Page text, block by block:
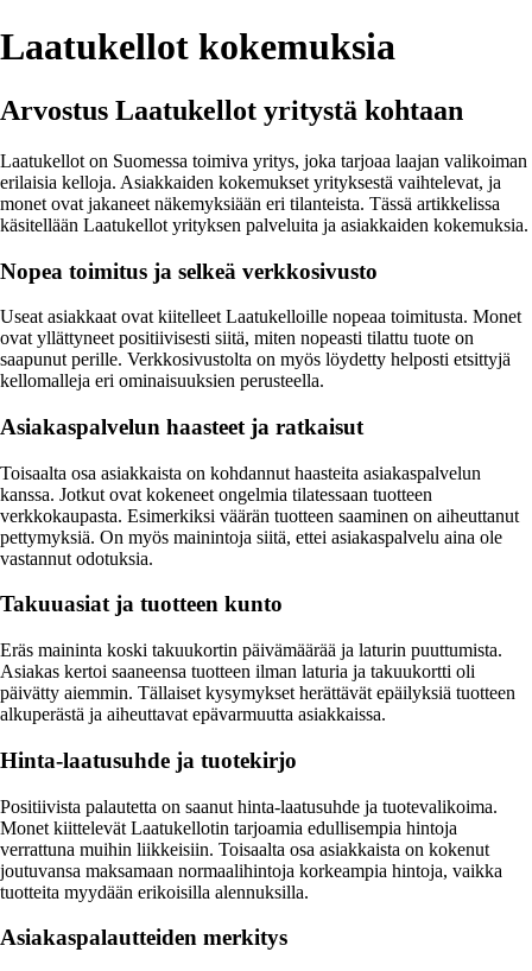
Laatukellot kokemuksia
Arvostus Laatukellot yritystä kohtaan
Laatukellot on Suomessa toimiva yritys, joka tarjoaa laajan valikoiman
erilaisia kelloja. Asiakkaiden kokemukset yrityksestä vaihtelevat, ja
monet ovat jakaneet näkemyksiään eri tilanteista. Tässä artikkelissa
käsitellään Laatukellot yrityksen palveluita ja asiakkaiden kokemuksia.
Nopea toimitus ja selkeä verkkosivusto
Useat asiakkaat ovat kiitelleet Laatukelloille nopeaa toimitusta. Monet
ovat yllättyneet positiivisesti siitä, miten nopeasti tilattu tuote on
saapunut perille. Verkkosivustolta on myös löydetty helposti etsittyjä
kellomalleja eri ominaisuuksien perusteella.
Asiakaspalvelun haasteet ja ratkaisut
Toisaalta osa asiakkaista on kohdannut haasteita asiakaspalvelun
kanssa. Jotkut ovat kokeneet ongelmia tilatessaan tuotteen
verkkokaupasta. Esimerkiksi väärän tuotteen saaminen on aiheuttanut
pettymyksiä. On myös mainintoja siitä, ettei asiakaspalvelu aina ole
vastannut odotuksia.
Takuuasiat ja tuotteen kunto
Eräs maininta koski takuukortin päivämäärää ja laturin puuttumista.
Asiakas kertoi saaneensa tuotteen ilman laturia ja takuukortti oli
päivätty aiemmin. Tällaiset kysymykset herättävät epäilyksiä tuotteen
alkuperästä ja aiheuttavat epävarmuutta asiakkaissa.
Hinta-laatusuhde ja tuotekirjo
Positiivista palautetta on saanut hinta-laatusuhde ja tuotevalikoima.
Monet kiittelevät Laatukellotin tarjoamia edullisempia hintoja
verrattuna muihin liikkeisiin. Toisaalta osa asiakkaista on kokenut
joutuvansa maksamaan normaalihintoja korkeampia hintoja, vaikka
tuotteita myydään erikoisilla alennuksilla.
Asiakaspalautteiden merkitys